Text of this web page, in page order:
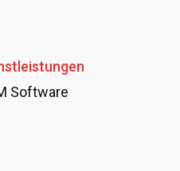
Software